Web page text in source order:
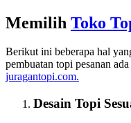
Memilih Toko
Berikut ini beberapa hal
pembuatan topi pesanan
juragantopi.com.
Desain Topi